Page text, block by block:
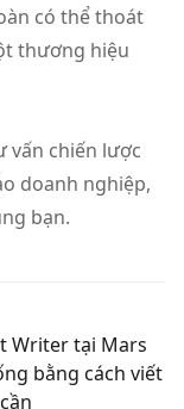
có thể thoát
thương hiệu
vấn chiến lược
doanh nghiệp,
bạn.
Writer tại Mars
bằng cách viết